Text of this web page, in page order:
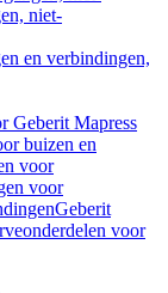
niet-
en verbindingen,
Geberit Mapress
buizen en
voor
voor
Geberit
voor